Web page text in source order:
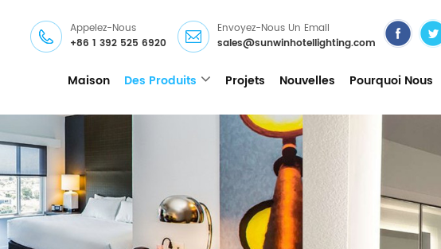
Appelez-Nous
+86 1 392 525 6920
Envoyez-Nous Un Email
sales@sunwinhotellighting.com
Maison Des Produits Projets Nouvelles Pourquoi Nous